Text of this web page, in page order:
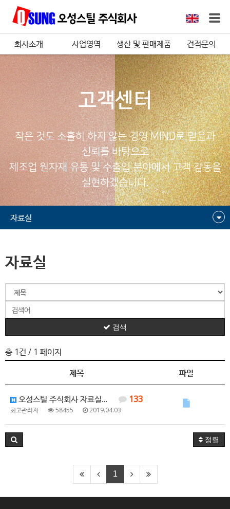
회사소개 사업영역 생산 및 판매제품 견적문의
고객센터
작은 것도 소홀히 하지 않는 경영 MIND로 믿음과
신뢰를 바탕으로
제조업 원자재 유통 및 수출입 분야에서 고객 감동을
실현하겠습니다.
자료실
자료실
총 1건 / 1 페이지
검색
제목 파일
133
오성스틸 주식회사 자료실입니다.
최고관리자 58455 2019.04.03
정렬
1